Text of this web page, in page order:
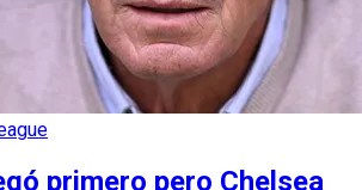
primero pero Chelsea